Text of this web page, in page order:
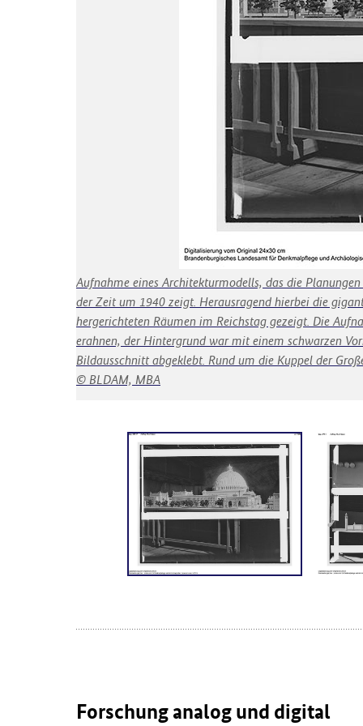
Aufnahme eines Architekturmodells, das die
der Zeit um 1940 zeigt. Herausragend hierbei die
hergerichteten Räumen im Reichstag gezeigt. Die
erahnen, der Hintergrund war mit einem schwarzen
Bildausschnitt abgeklebt. Rund um die Kuppel der
BLDAM, MBA
Forschung analog und digital